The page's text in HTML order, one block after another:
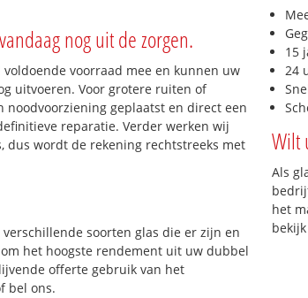
nog uit de zorgen.
voorraad mee en kunnen uw
uitvoeren. Voor grotere ruiten of
geplaatst en direct een
reparatie. Verder werken wij
dus wordt de rekening rechtstreeks met
soorten glas die er zijn en
het hoogste rendement uit uw dubbel
offerte gebruik van het
bel ons.
15
24
Wilt
Als
het